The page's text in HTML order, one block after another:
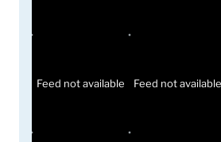
Feed not available Feed not available